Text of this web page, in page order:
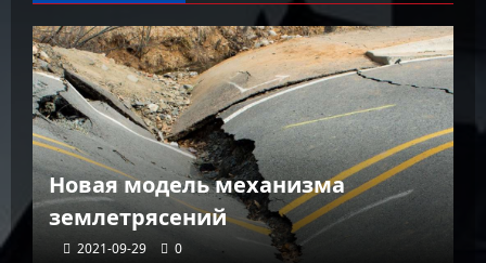
Как живется в самом узком
городе мира, спрятавшемся в
глубине Тибета
2021-09-29 0